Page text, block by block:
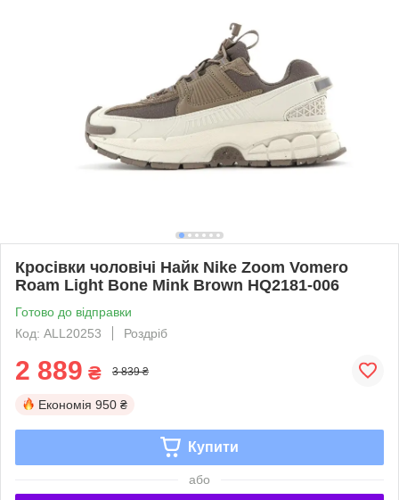
Кросівки чоловічі Найк Nike Zoom Vomero
Roam Light Bone Mink Brown HQ2181-006
Готово до відправки
Код: ALL20253
Роздріб
2 889 ₴ 3 839 ₴
Економія 950 ₴
Купити
або